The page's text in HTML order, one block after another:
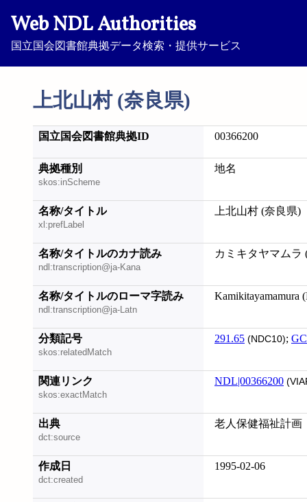
Web NDL Authorities
国立国会図書館典拠データ検索・提供サービス
上北山村 (奈良県)
国立国会図書館典拠ID 00366200
典拠種別
skos:inScheme
地名
名称/タイトル
xl:prefLabel
上北山村 (奈良県)
名称/タイトルのカナ読み
ndl:transcription@ja-Kana
カミキタヤマムラ
名称/タイトルのローマ字読み
ndl:transcription@ja-Latn
Kamikitayamamura
分類記号
skos:relatedMatch
291.65 (NDC10);
関連リンク
skos:exactMatch
NDL|00366200
出典
dct:source
老人保健福祉計画
作成日
dct:created
1995-02-06